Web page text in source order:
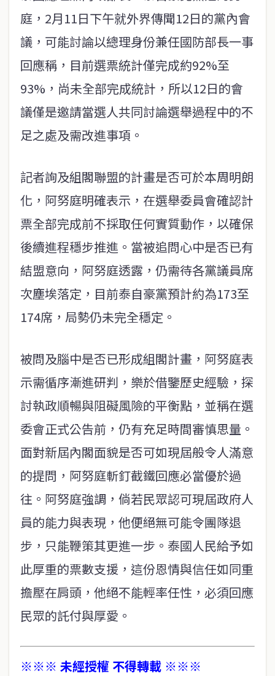
庭，2月11日下午就外界傳聞12日的黨內會
議，可能討論以總理身份兼任國防部長一事
回應稱，目前選票統計僅完成約92%至
93%，尚未全部完成統計，所以12日的會
議僅是邀請當選人共同討論選舉過程中的不
足之處及需改進事項。
記者詢及組閣聯盟的計畫是否可於本周明朗
化，阿努庭明確表示，在選舉委員會確認計
票全部完成前不採取任何實質動作，以確保
後續進程穩步推進。當被追問心中是否已有
結盟意向，阿努庭透露，仍需待各黨議員席
次塵埃落定，目前泰自豪黨預計約為173至
174席，局勢仍未完全穩定。
被問及腦中是否已形成組閣計畫，阿努庭表
示需循序漸進研判，樂於借鑒歷史經驗，探
討執政順暢與阻礙風險的平衡點，並稱在選
委會正式公告前，仍有充足時間審慎思量。
面對新屆內閣面貌是否可如現屆般令人滿意
的提問，阿努庭斬釘截鐵回應必當優於過
往。阿努庭強調，倘若民眾認可現屆政府人
員的能力與表現，他便絕無可能令團隊退
步，只能鞭策其更進一步。泰國人民給予如
此厚重的票數支援，這份恩情與信任如同重
擔壓在肩頭，他絕不能輕率任性，必須回應
民眾的託付與厚愛。
※※※ 未經授權 不得轉載 ※※※